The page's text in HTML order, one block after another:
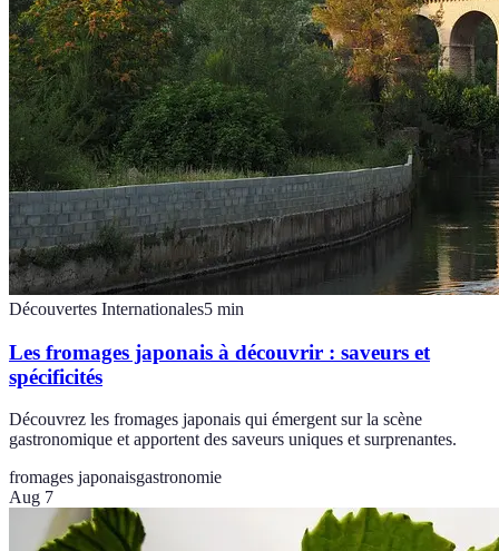
Découvertes Internationales5 min
Les fromages japonais à découvrir : saveurs et
spécificités
Découvrez les fromages japonais qui émergent sur la scène
gastronomique et apportent des saveurs uniques et surprenantes.
fromages japonaisgastronomie
Aug 7